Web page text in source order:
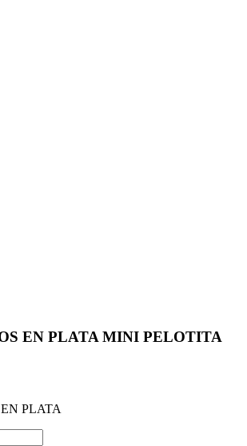
EN PLATA MINI PELOTITA
PLATA